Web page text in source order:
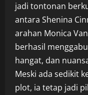
jadi tontonan
antara Shenina
arahan Monica
berhasil
hangat, dan
Meski ada sedikit
plot, ia tetap jadi